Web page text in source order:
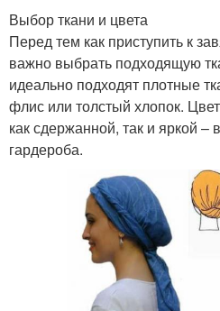
Выбор ткани и цвета
Перед тем как приступить к
важно выбрать подходящую
идеально подходят плотные
флис или толстый хлопок.
как сдержанной, так и яркой –
гардероба.